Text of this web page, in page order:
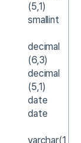
(5,1)
smallint
decimal
(6,3)
decimal
(5,1)
date
date
varchar(1